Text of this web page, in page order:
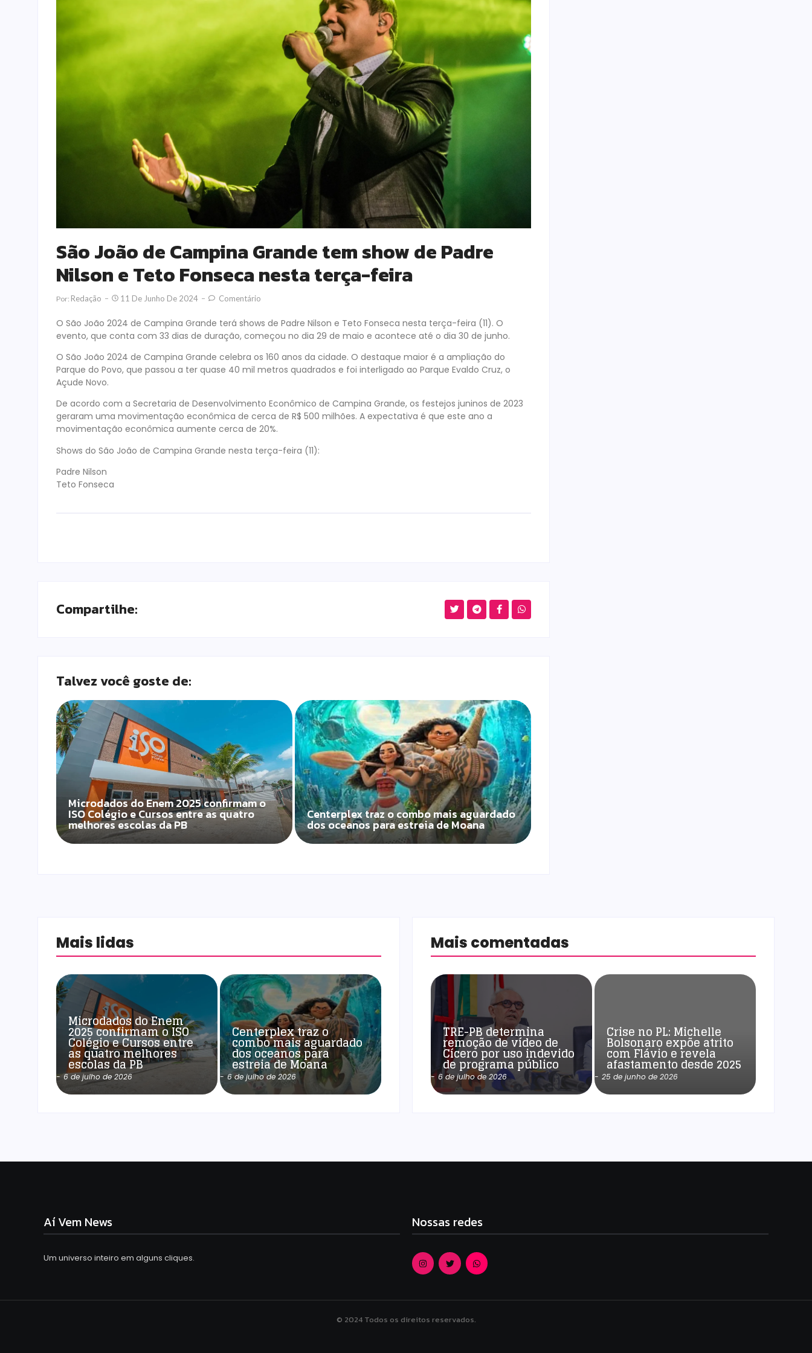
São João de Campina Grande tem show de Padre
Nilson e Teto Fonseca nesta terça-feira
Por: Redação 11 De Junho De 2024 Comentário
O São João 2024 de Campina Grande terá shows de Padre Nilson e Teto Fonseca nesta terça-feira (11). O
evento, que conta com 33 dias de duração, começou no dia 29 de maio e acontece até o dia 30 de junho.
O São João 2024 de Campina Grande celebra os 160 anos da cidade. O destaque maior é a ampliação do
Parque do Povo, que passou a ter quase 40 mil metros quadrados e foi interligado ao Parque Evaldo Cruz, o
Açude Novo.
De acordo com a Secretaria de Desenvolvimento Econômico de Campina Grande, os festejos juninos de 2023
geraram uma movimentação econômica de cerca de R$ 500 milhões. A expectativa é que este ano a
movimentação econômica aumente cerca de 20%.
Shows do São João de Campina Grande nesta terça-feira (11):
Padre Nilson
Teto Fonseca
Compartilhe:
Talvez você goste de:
Microdados do Enem 2025 confirmam o
ISO Colégio e Cursos entre as quatro
melhores escolas da PB
Centerplex traz o combo mais aguardado
dos oceanos para estreia de Moana
Mais lidas
Microdados do Enem
2025 confirmam o ISO
Colégio e Cursos entre
as quatro melhores
escolas da PB
- 6 de julho de 2026
Centerplex traz o
combo mais aguardado
dos oceanos para
estreia de Moana
- 6 de julho de 2026
Mais comentadas
TRE-PB determina
remoção de vídeo de
Cícero por uso indevido
de programa público
- 6 de julho de 2026
Crise no PL: Michelle
Bolsonaro expõe atrito
com Flávio e revela
afastamento desde 2025
- 25 de junho de 2026
Aí Vem News
Um universo inteiro em alguns cliques.
Nossas redes
© 2024 Todos os direitos reservados.